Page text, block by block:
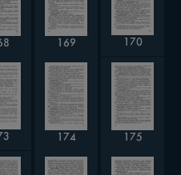
169 170
174 175